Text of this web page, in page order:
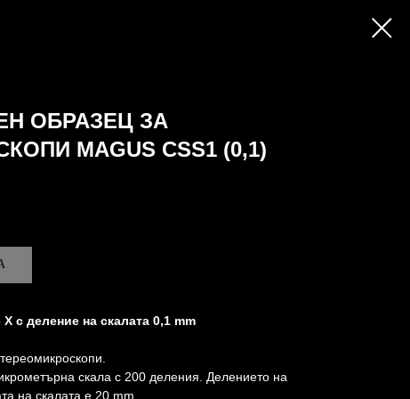
ОБРАЗЕЦ ЗА
MAGUS CSS1 (0,1)
с деление на скалата 0,1 mm
скала с 200 деления. Делението на
на скалата е 20 mm.